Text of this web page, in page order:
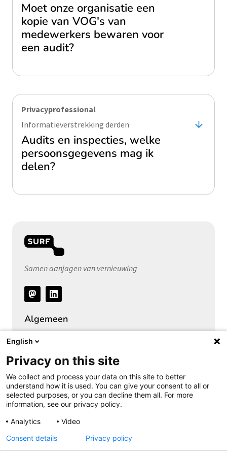
Moet onze organisatie een
kopie van VOG's van
medewerkers bewaren voor
een audit?
Privacyprofessional
Informatieverstrekking derden
Audits en inspecties, welke
persoonsgegevens mag ik
delen?
Samen aanjagen van vernieuwing
Volg
ons
Algemeen
Over het Privacy Expertise Centrum
SURF Privacy Community
SURF Vendor Compliance (DPIA)
Security Expertise Centrum
Vacatures bij SURF
Cookieverklaring Privacyverklaring
English
Privacy on this site
We collect and process your data on this site to better
understand how it is used. You can give your consent to all or
selected purposes, or you can decline them all. For more
information, see our privacy policy.
Analytics
Video
Consent details
Privacy policy